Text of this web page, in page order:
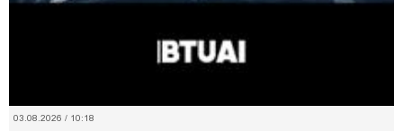
24.07.2026 / 14:43